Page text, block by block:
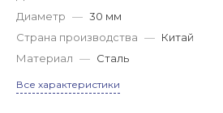
Диаметр — 30 мм
Страна производства — Китай
Материал — Сталь
Все характеристики